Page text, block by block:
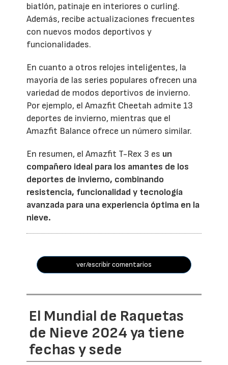
biatlón, patinaje en interiores o curling.
Además, recibe actualizaciones frecuentes
con nuevos modos deportivos y
funcionalidades.
En cuanto a otros relojes inteligentes, la
mayoría de las series populares ofrecen una
variedad de modos deportivos de invierno.
Por ejemplo, el Amazfit Cheetah admite 13
deportes de invierno, mientras que el
Amazfit Balance ofrece un número similar.
En resumen, el Amazfit T-Rex 3 es un
compañero ideal para los amantes de los
deportes de invierno, combinando
resistencia, funcionalidad y tecnología
avanzada para una experiencia óptima en la
nieve.
ver/escribir comentarios
El Mundial de Raquetas
de Nieve 2024 ya tiene
fechas y sede